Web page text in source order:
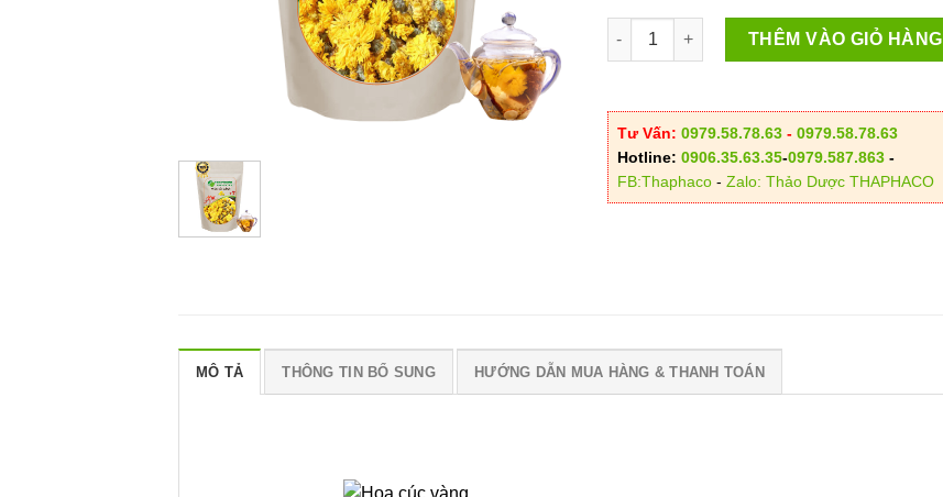
Hoa Cúc Vàng (yellow daisy) số lượng
THÊM VÀO GIỎ HÀNG
Tư Vấn: 0979.58.78.63- 0979.58.78.63
Hotline: 0906.35.63.35-0979.587.863-
FB:Thaphaco- Zalo: Thảo Dược THAPHACO
MÔ TẢ THÔNG TIN BỔ SUNG HƯỚNG DẪN MUA HÀNG & THANH TOÁN